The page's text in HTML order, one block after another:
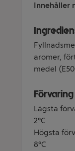
Innehåller
aromer,
medel
Förvaring
Lägsta
2°C
Högsta
8°C